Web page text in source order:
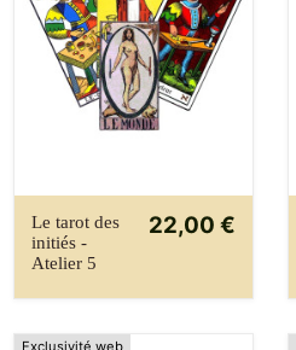
Le tarot des
initiés -
Atelier 5
22,00 €
Exclusivité web